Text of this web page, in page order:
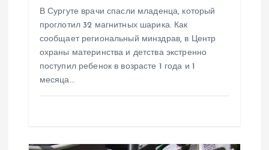
В Сургуте врачи спасли младенца, который
проглотил 32 магнитных шарика. Как
сообщает региональный минздрав, в Центр
охраны материнства и детства экстренно
поступил ребенок в возрасте 1 года и 1
месяца…